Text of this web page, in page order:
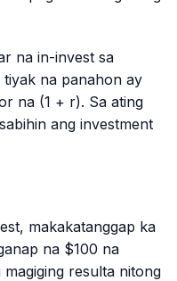
na in-invest sa
tiyak na panahon ay
na (1 + r). Sa ating
ang investment
makakatanggap ka
na $100 na
resulta nitong